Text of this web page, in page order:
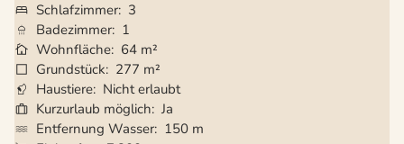
Schlafzimmer 3
Badezimmer 1
Wohnfläche 64 m²
Grundstück
277 m²
Haustiere Nicht erlaubt
Kurzurlaub möglich Ja
Entfernung Wasser 150 m